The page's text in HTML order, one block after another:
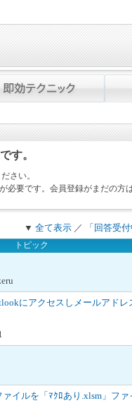
す。
さい。
必要です。会員登録がまだの方
▼ 全て表示 ／ 「回答受
トピック
にアクセスしメールアドレ
ァイルを「ﾏｸﾛあり.xlsm」ファ